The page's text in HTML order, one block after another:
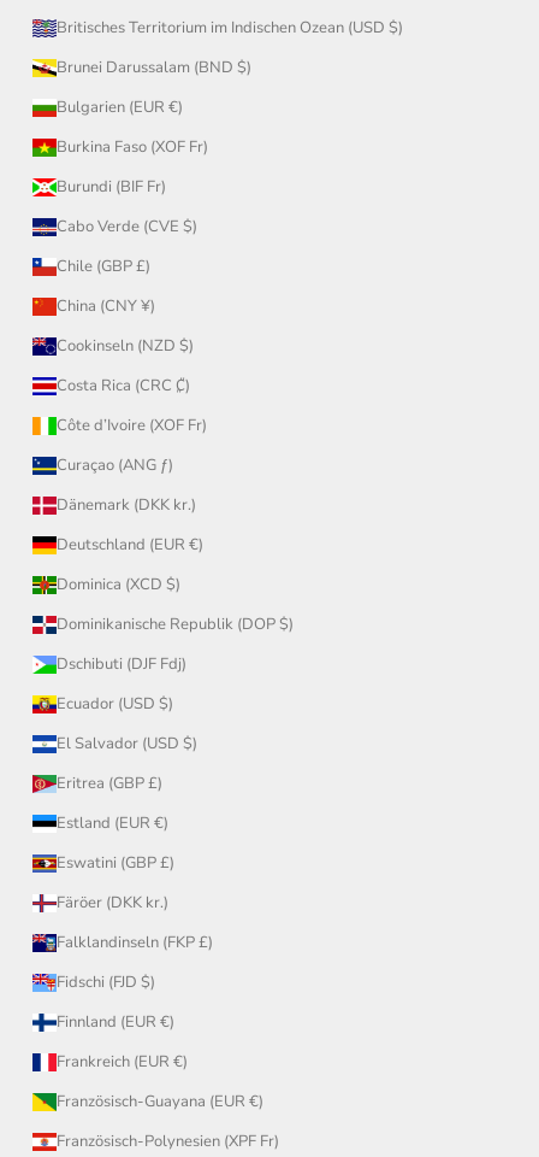
Britisches Territorium im Indischen Ozean (USD $)
Brunei Darussalam (BND $)
Bulgarien (EUR €)
Burkina Faso (XOF Fr)
Burundi (BIF Fr)
Cabo Verde (CVE $)
Chile (GBP £)
China (CNY ¥)
Cookinseln (NZD $)
Costa Rica (CRC ₡)
Côte d’Ivoire (XOF Fr)
Curaçao (ANG ƒ)
Dänemark (DKK kr.)
Deutschland (EUR €)
Dominica (XCD $)
Dominikanische Republik (DOP $)
Dschibuti (DJF Fdj)
Ecuador (USD $)
El Salvador (USD $)
Eritrea (GBP £)
Estland (EUR €)
Eswatini (GBP £)
Färöer (DKK kr.)
Falklandinseln (FKP £)
Fidschi (FJD $)
Finnland (EUR €)
Frankreich (EUR €)
Französisch-Guayana (EUR €)
Französisch-Polynesien (XPF Fr)